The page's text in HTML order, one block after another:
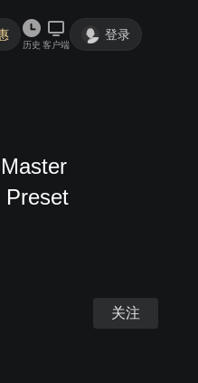
历史 客户端
登录
Preset
关注